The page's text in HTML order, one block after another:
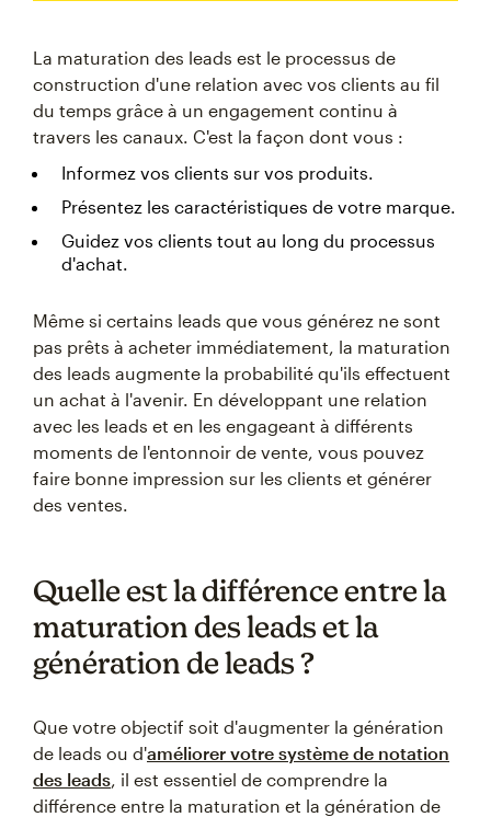
La maturation des leads est le processus de
construction d'une relation avec vos clients au fil
du temps grâce à un engagement continu à
travers les canaux. C'est la façon dont vous :
Informez vos clients sur vos produits.
Présentez les caractéristiques de votre marque.
Guidez vos clients tout au long du processus
d'achat.
Même si certains leads que vous générez ne sont
pas prêts à acheter immédiatement, la maturation
des leads augmente la probabilité qu'ils effectuent
un achat à l'avenir. En développant une relation
avec les leads et en les engageant à différents
moments de l'entonnoir de vente, vous pouvez
faire bonne impression sur les clients et générer
des ventes.
Quelle est la différence entre la
maturation des leads et la
génération de leads ?
Que votre objectif soit d'augmenter la génération
de leads ou d'améliorer votre système de notation
des leads, il est essentiel de comprendre la
différence entre la maturation et la génération de